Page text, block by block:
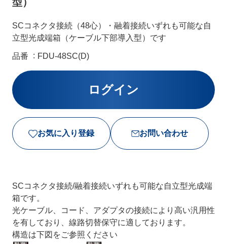
SCコネクタ接続（48心）・融着接続いずれも可能な自
立型光成端箱（ケーブル下部導入型）です
品番 FDU-48SC(D)
お気に入り登録 お問い合わせ
SCコネクタ接続/融着接続いずれも可能な自立型光成端
箱です。
光ケーブル、コード、アダプタの接続により高い汎用性
を有しており、線路切替保守に適しております。
構造は下図をご参照ください